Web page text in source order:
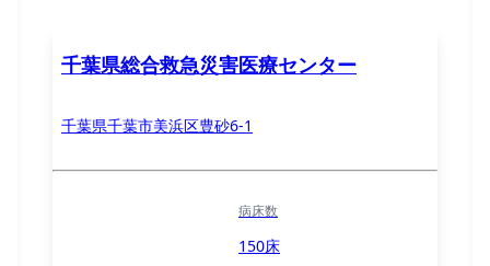
千葉県総合救急災害医療センター
千葉県千葉市美浜区豊砂6-1
病床数
150床